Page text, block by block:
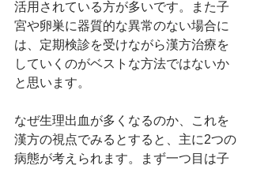
活用されている方が多いです。また子
宮や卵巣に器質的な異常のない場合に
は、定期検診を受けながら漢方治療を
していくのがベストな方法ではないか
と思います。
なぜ生理出血が多くなるのか、これを
漢方の視点でみるとすると、主に2つの
病態が考えられます。まず一つ目は子